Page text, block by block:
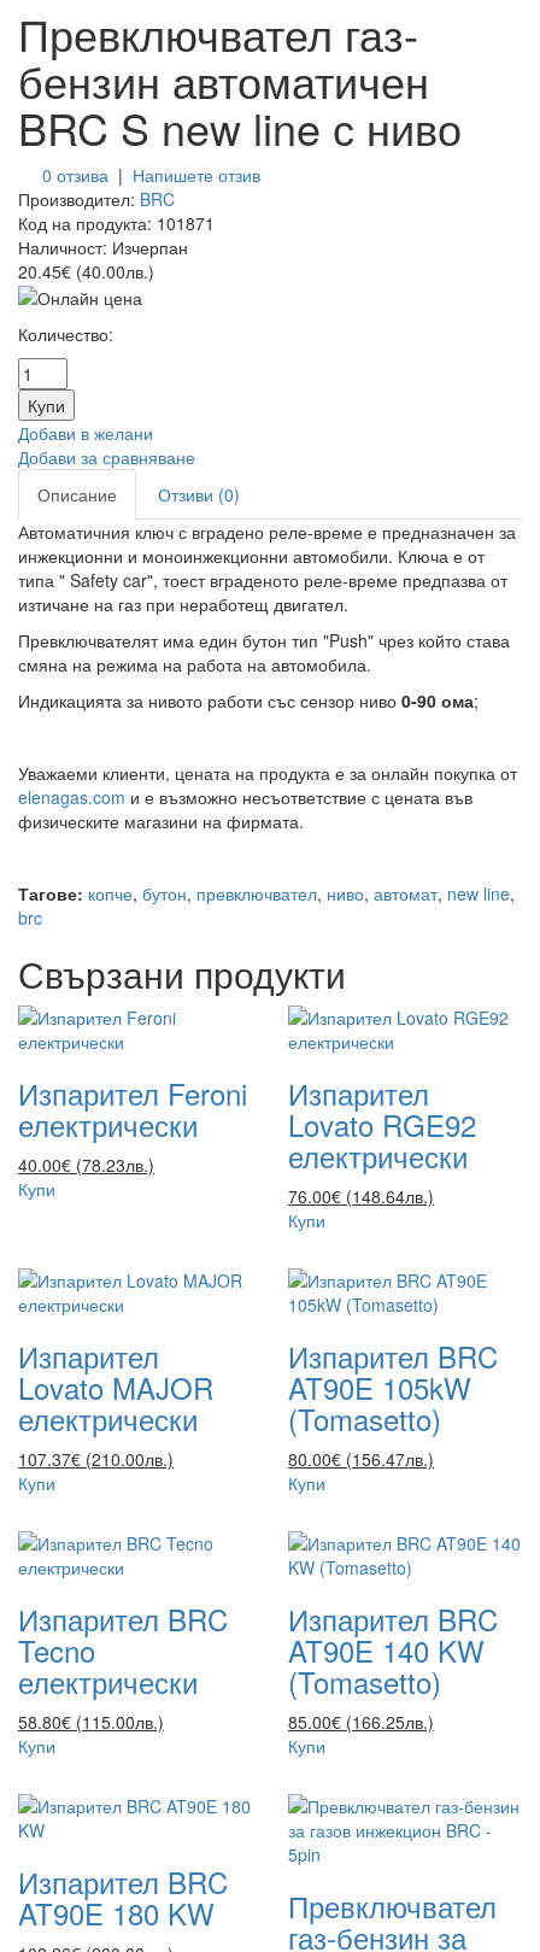
Превключвател газ-
бензин автоматичен
BRC S new line с ниво
0 отзива | Напишете отзив
Производител: BRC
Код на продукта: 101871
Наличност: Изчерпан
20.45€ (40.00лв.)
Количество:
Добави в желани
Добави за сравняване
Описание
Отзиви (0)
Автоматичния ключ с вградено реле-време е предназначен за
инжекционни и моноинжекционни автомобили. Ключа е от
типа " Safety car", тоест вграденото реле-време предпазва от
изтичане на газ при неработещ двигател.
Превключвателят има един бутон тип "Push" чрез който става
смяна на режима на работа на автомобила.
Индикацията за нивото работи със сензор ниво 0-90 ома;
Уважаеми клиенти, цената на продукта е за онлайн покупка от
elenagas.com и е възможно несъответствие с цената във
физическите магазини на фирмата.
Тагове: копче, бутон, превключвател, ниво, автомат, new line,
brc
Свързани продукти
Изпарител Feroni
електрически
40.00€ (78.23лв.)
Купи
Изпарител
Lovato RGE92
електрически
76.00€ (148.64лв.)
Купи
Изпарител
Lovato MAJOR
електрически
107.37€ (210.00лв.)
Купи
Изпарител BRC
AT90E 105kW
(Tomasetto)
80.00€ (156.47лв.)
Купи
Изпарител BRC
Tecno
електрически
58.80€ (115.00лв.)
Купи
Изпарител BRC
AT90E 140 KW
(Tomasetto)
85.00€ (166.25лв.)
Купи
Изпарител BRC
AT90E 180 KW Превключвател
газ-бензин за